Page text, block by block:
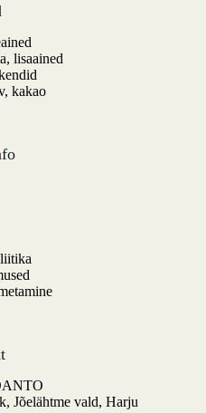
lisaained
kakao
Jõelähtme vald, Harju